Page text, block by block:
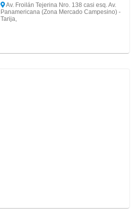
Av. Froilán Tejerina Nro. 138 casi esq. Av.
Panamericana (Zona Mercado Campesino) -
Tarija,